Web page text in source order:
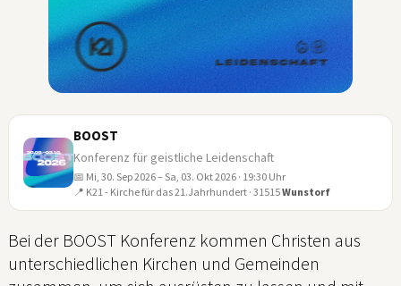
SEP
BOOST
Konferenz für geistliche Leidenschaft
📅 Mi, 30. Sep 2026 – Sa, 03. Okt 2026 · 19:30 Uhr
📍 K21 - Kirche für das 21.Jahrhundert · 31515Wunstorf
Bei der BOOST Konferenz kommen Christen aus
unterschiedlichen Kirchen und Gemeinden